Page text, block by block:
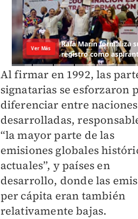
Al firmar en 1992, las
signatarias se esforzaron
diferenciar entre naciones
desarrolladas,
“la mayor parte de las
emisiones globales
actuales”, y países en
desarrollo, donde las
per cápita eran también
relativamente bajas.